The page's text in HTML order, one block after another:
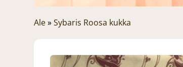
Ale»Sybaris Roosa kukka